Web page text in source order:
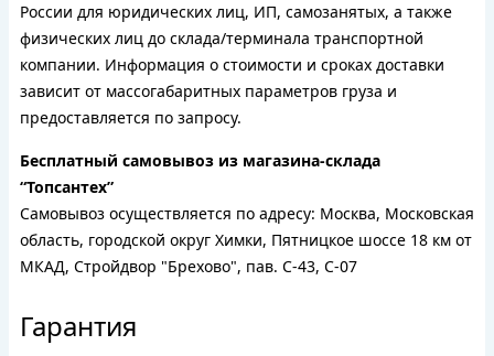
России для юридических лиц, ИП, самозанятых, а также
физических лиц до склада/терминала транспортной
компании. Информация о стоимости и сроках доставки
зависит от массогабаритных параметров груза и
предоставляется по запросу.
Бесплатный самовывоз из магазина-склада
“Топсантех”
Самовывоз осуществляется по адресу: Москва, Московская
область, городской округ Химки, Пятницкое шоссе 18 км от
МКАД, Стройдвор "Брехово", пав. С-43, С-07
Гарантия